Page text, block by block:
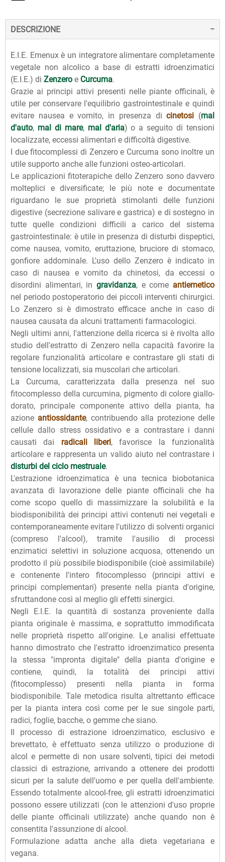
DESCRIZIONE
E.I.E. Emenux è un integratore alimentare completamente
vegetale non alcolico a base di estratti idroenzimatici
(E.I.E.) di Zenzero e Curcuma.
Grazie ai principi attivi presenti nelle piante officinali, è
utile per conservare l'equilibrio gastrointestinale e quindi
evitare nausea e vomito, in presenza dicinetosi (mal
d'auto, mal di mare, mal d'aria) o a seguito di tensioni
localizzate, eccessi alimentari e difficoltà digestive.
I due fitocomplessi di Zenzero e Curcuma sono inoltre un
utile supporto anche alle funzioni osteo-articolari.
Le applicazioni fitoterapiche dello Zenzero sono davvero
molteplici e diversificate; le più note e documentate
riguardano le sue proprietà stimolanti delle funzioni
digestive (secrezione salivare e gastrica) e di sostegno in
tutte quelle condizioni difficili a carico del sistema
gastrointestinale: è utile in presenza di disturbi dispeptici,
come nausea, vomito, eruttazione, bruciore di stomaco,
gonfiore addominale. L'uso dello Zenzero è indicato in
caso di nausea e vomito da chinetosi, da eccessi o
disordini alimentari, in gravidanza, e come antiemetico
nel periodo postoperatorio dei piccoli interventi chirurgici.
Lo Zenzero si è dimostrato efficace anche in caso di
nausea causata da alcuni trattamenti farmacologici.
Negli ultimi anni, l'attenzione della ricerca si è rivolta allo
studio dell'estratto di Zenzero nella capacità favorire la
regolare funzionalità articolare e contrastare gli stati di
tensione localizzati, sia muscolari che articolari.
La Curcuma, caratterizzata dalla presenza nel suo
fitocomplesso della curcumina, pigmento di colore giallo-
dorato, principale componente attivo della pianta, ha
azione antiossidante, contribuendo alla protezione delle
cellule dallo stress ossidativo e a contrastare i danni
causati dai radicali liberi, favorisce la funzionalità
articolare e rappresenta un valido aiuto nel contrastare i
disturbi del ciclo mestruale.
L'estrazione idroenzimatica è una tecnica biobotanica
avanzata di lavorazione delle piante officinali che ha
come scopo quello di massimizzare la solubilità e la
biodisponibilità dei principi attivi contenuti nei vegetali e
contemporaneamente evitare l'utilizzo di solventi organici
(compreso l'alcool), tramite l'ausilio di processi
enzimatici selettivi in soluzione acquosa, ottenendo un
prodotto il più possibile biodisponibile (cioè assimilabile)
e contenente l'intero fitocomplesso (principi attivi e
principi complementari) presente nella pianta d'origine,
sfruttandone così al meglio gli effetti sinergici.
Negli E.I.E. la quantità di sostanza proveniente dalla
pianta originale è massima, e soprattutto immodificata
nelle proprietà rispetto all'origine. Le analisi effettuate
hanno dimostrato che l'estratto idroenzimatico presenta
la stessa "impronta digitale" della pianta d'origine e
contiene, quindi, la totalità dei principi attivi
(fitocomplesso) presenti nella pianta in forma
biodisponibile. Tale metodica risulta altrettanto efficace
per la pianta intera così come per le sue singole parti,
radici, foglie, bacche, o gemme che siano.
Il processo di estrazione idroenzimatico, esclusivo e
brevettato, è effettuato senza utilizzo o produzione di
alcol e permette di non usare solventi, tipici dei metodi
classici di estrazione, arrivando a ottenere dei prodotti
sicuri per la salute dell'uomo e per quella dell'ambiente.
Essendo totalmente alcool-free, gli estratti idroenzimatici
possono essere utilizzati (con le attenzioni d'uso proprie
delle piante officinali utilizzate) anche quando non è
consentita l'assunzione di alcool.
Formulazione adatta anche alla dieta vegetariana e
vegana.